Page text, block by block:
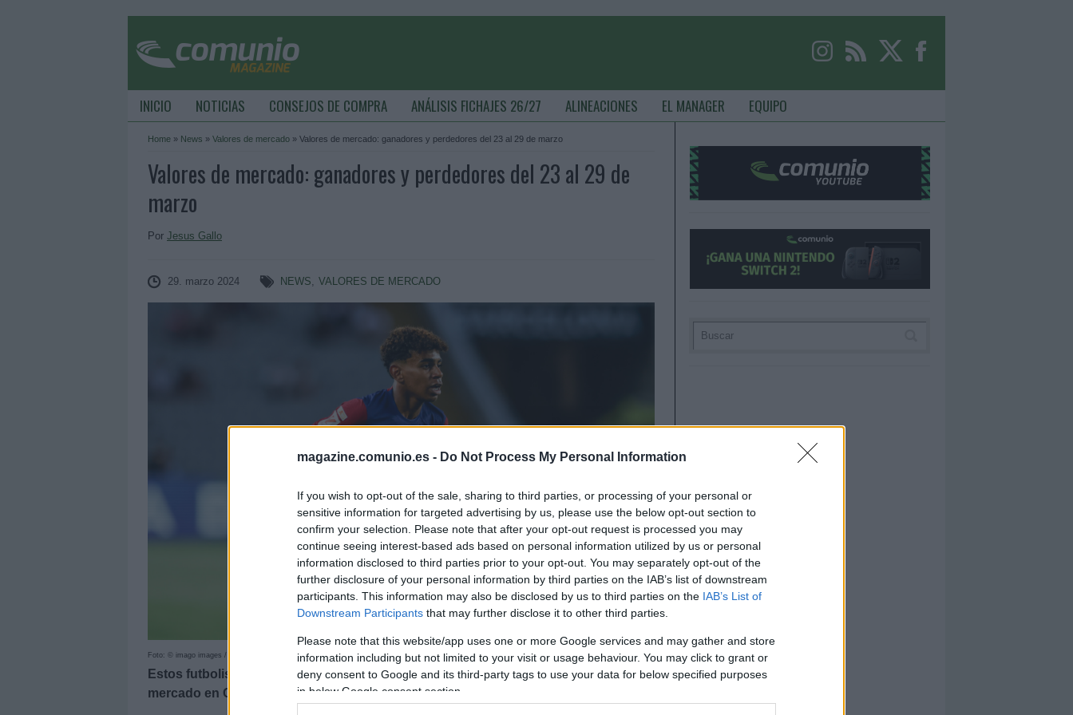
magazine.comunio.es - Do Not Process My Personal Information
If you wish to opt-out of the sale, sharing to third parties, or processing of your personal or
sensitive information for targeted advertising by us, please use the below opt-out section to
confirm your selection. Please note that after your opt-out request is processed you may
continue seeing interest-based ads based on personal information utilized by us or personal
information disclosed to third parties prior to your opt-out. You may separately opt-out of the
further disclosure of your personal information by third parties on the IAB’s list of downstream
participants. This information may also be disclosed by us to third parties on the IAB’s List of
Downstream Participants that may further disclose it to other third parties.
Please note that this website/app uses one or more Google services and may gather and store
information including but not limited to your visit or usage behaviour. You may click to grant or
deny consent to Google and its third-party tags to use your data for below specified purposes
in below Google consent section.
INICIO NOTICIAS CONSEJOS DE COMPRA ANÁLISIS FICHAJES 26/27 ALINEACIONES EL MANAGER EQUIPO
Home » News » Valores de mercado » Valores de mercado: ganadores y perdedores del 23 al 29 de marzo
Valores de mercado: ganadores y perdedores del 23 al 29 de
marzo
Por Jesus Gallo
29. marzo 2024 NEWS, VALORES DE MERCADO
Foto: © imago images / eu-images
Estos futbolistas han sido los principales ganadores y perdedores de valor de
mercado en Comunio entre el 23 y 29 de marzo.